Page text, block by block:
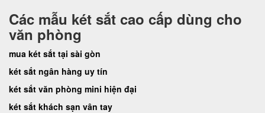
Các mẫu két sắt cao cấp dùng cho
văn phòng
mua két sắt tại sài gòn
két sắt ngân hàng uy tín
két sắt văn phòng mini hiện đại
két sắt khách sạn vân tay